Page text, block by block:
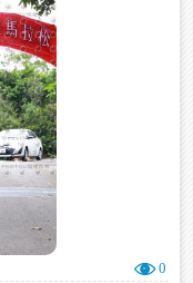
0